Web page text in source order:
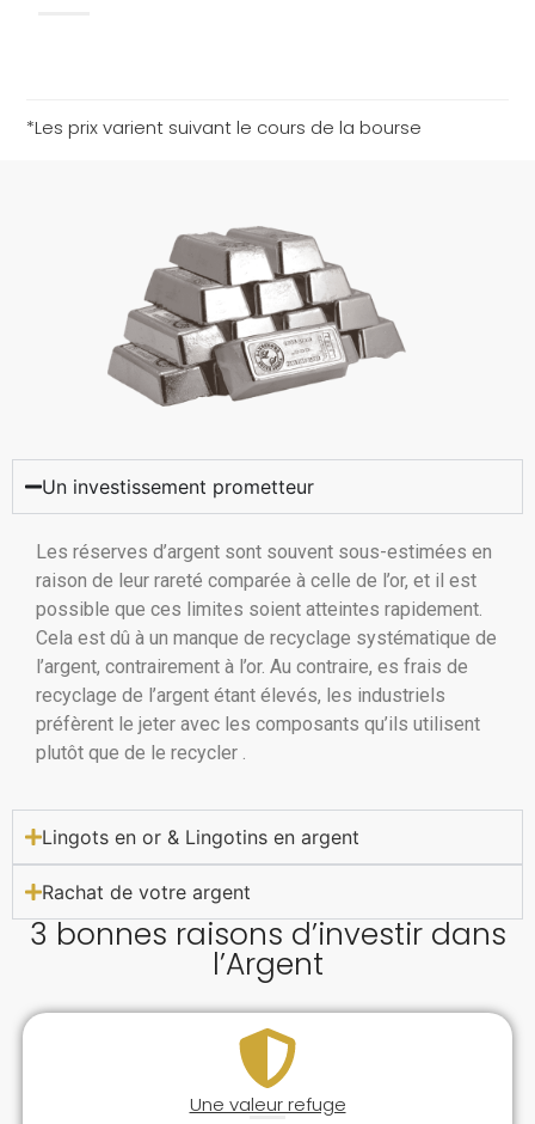
*Les prix varient suivant le cours de la bourse
Un investissement prometteur
Les réserves d’argent sont souvent sous-estimées en
raison de leur rareté comparée à celle de l’or, et il est
possible que ces limites soient atteintes rapidement.
Cela est dû à un manque de recyclage systématique de
l’argent, contrairement à l’or. Au contraire, es frais de
recyclage de l’argent étant élevés, les industriels
préfèrent le jeter avec les composants qu’ils utilisent
plutôt que de le recycler .
Lingots en or & Lingotins en argent
Rachat de votre argent
3 bonnes raisons d’investir dans
l’Argent
Une valeur refuge